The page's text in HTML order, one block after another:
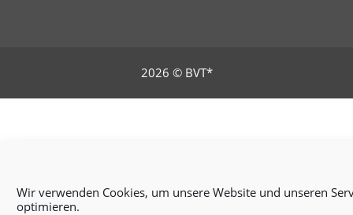
Wir verwenden Cookies, um unsere Website und unseren
optimieren.
2026 © BVT*